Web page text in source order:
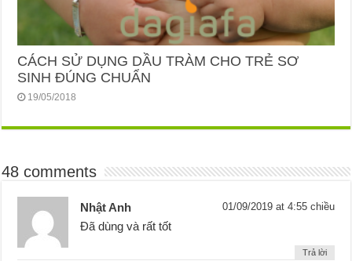
CÁCH SỬ DỤNG DẦU TRÀM CHO TRẺ SƠ
SINH ĐÚNG CHUẨN
19/05/2018
48 comments
Nhật Anh 01/09/2019 at 4:55 chiều
Đã dùng và rất tốt
Trả lời